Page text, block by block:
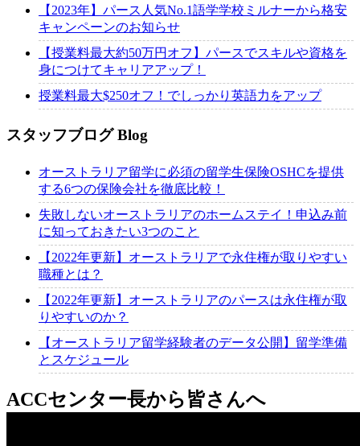
【2023年】パース人気No.1語学学校ミルナーから格安
キャンペーンのお知らせ
【授業料最大約50万円オフ】パースでスキルや資格を
身につけてキャリアアップ！
授業料最大$250オフ！でしっかり英語力をアップ
スタッフブログBlog
オーストラリア留学に必須の留学生保険OSHCを提供
する6つの保険会社を徹底比較！
失敗しないオーストラリアのホームステイ！申込み前
に知っておきたい3つのこと
【2022年更新】オーストラリアで永住権が取りやすい
職種とは？
【2022年更新】オーストラリアのパースは永住権が取
りやすいのか？
【オーストラリア留学経験者のデータ公開】留学準備
とスケジュール
ACCセンター長から皆さんへ